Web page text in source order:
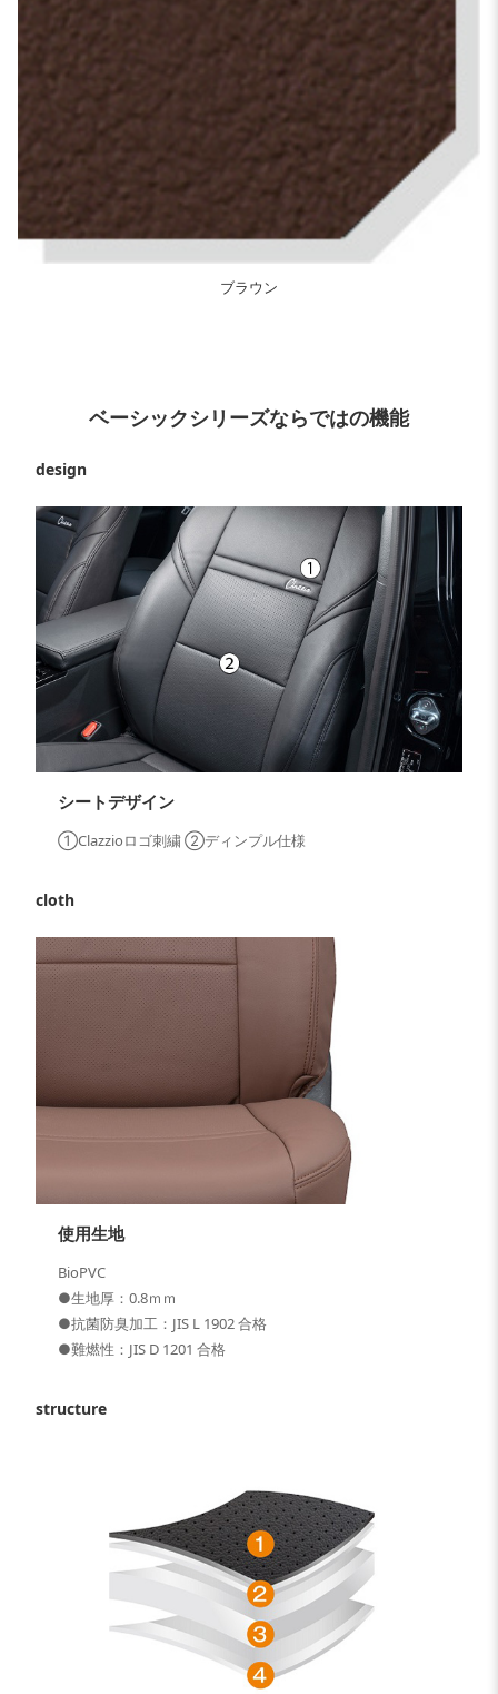
ブラウン
ベーシックシリーズならではの機能
design
シートデザイン
①Clazzioロゴ刺繍 ②ディンプル仕様
cloth
使用生地
BioPVC
●生地厚：0.8ｍｍ
●抗菌防臭加工：JIS L 1902 合格
●難燃性：JIS D 1201 合格
structure